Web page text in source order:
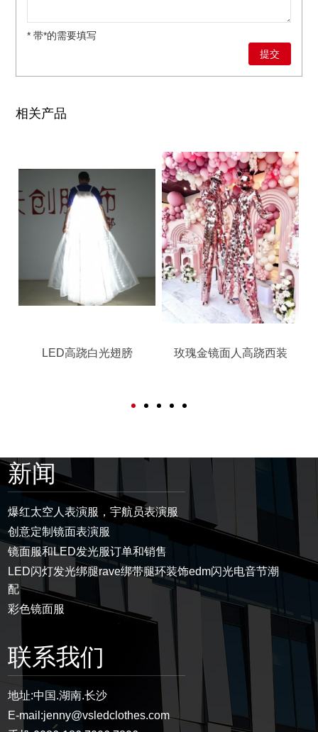
* 带*的需要填写
相关产品
LED高跷白光翅膀 玫瑰金镜面人高跷西装
新闻
爆红太空人表演服，宇航员表演服
创意定制镜面表演服
镜面服和LED发光服订单和销售
LED闪灯发光绑腿rave绑带腿环装饰edm闪光电音节潮
配
彩色镜面服
联系我们
地址:中国.湖南.长沙
E-mail:jenny@vsledclothes.com